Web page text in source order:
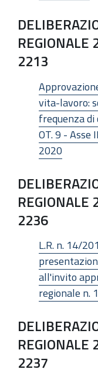
REGIONALE
2213
vita-lavoro:
frequenza
OT. 9 - Asse
2020
REGIONALE
2236
L.R. n. 14/
all'invito
regionale n.
REGIONALE
2237